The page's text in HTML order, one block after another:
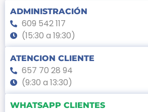
ADMINISTRACIÓN
609 542 117
(15:30 a 19:30)
ATENCION CLIENTE
657 70 28 94
(9:30 a 13:30)
WHATSAPP CLIENTES